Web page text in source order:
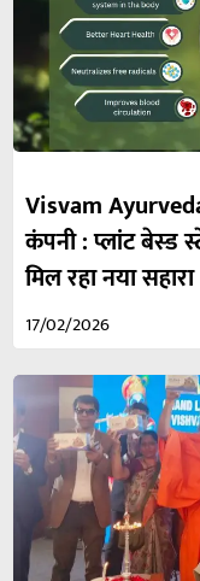
Visvam
कंपनी : प्लांट बेस्ड
मिल रहा नया सहारा
17/02/2026